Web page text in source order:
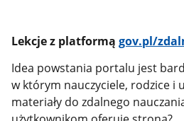
Lekcje z platformągov.pl/
Idea powstania portalu jest
w którym nauczyciele, rodzice i
materiały do zdalnego